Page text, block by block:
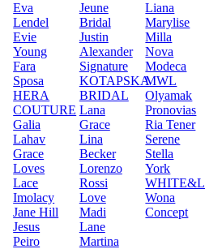
Eva
Lendel
Evie
Young
Fara
Sposa
HERA
COUTURE
Galia
Lahav
Grace
Loves
Lace
Imolacy
Jane Hill
Jesus
Peiro
Jeune
Bridal
Justin
Alexander
Signature
KOTAPSKA
BRIDAL
Lana
Grace
Lina
Becker
Lorenzo
Rossi
Love
Madi
Lane
Martina
Liana
Marylise
Milla
Nova
Modeca
MWL
Olyamak
Pronovias
Ria Tener
Serene
Stella
York
Wona
Concept